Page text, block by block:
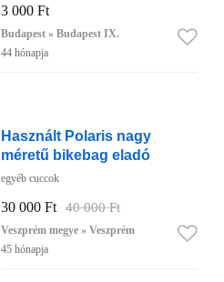
3 000 Ft
Budapest » Budapest IX.
44 hónapja
Használt Polaris nagy
méretű bikebag eladó
egyéb cuccok
30 000 Ft 40 000 Ft
Veszprém megye » Veszprém
45 hónapja